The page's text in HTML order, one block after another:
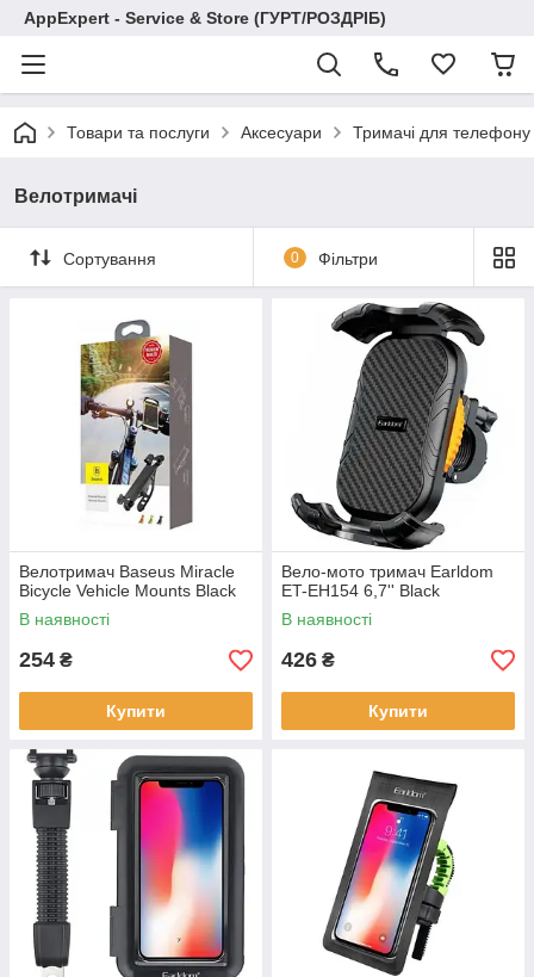
AppExpert - Service & Store (ГУРТ/РОЗДРІБ)
Товари та послуги Аксесуари Тримачі для
Велотримачі
Сортування 0 Фільтри
Велотримач Baseus Miracle
Bicycle Vehicle Mounts Black
В наявності
254 ₴
Купити
Вело-мото тримач Earldom
ET-EH154 6,7'' Black
В наявності
426 ₴
Купити